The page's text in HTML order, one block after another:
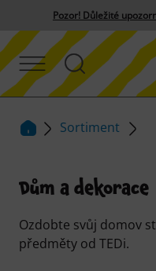
Pozor! Důležité
Sortiment
Dům a dekorace
Ozdobte svůj domov
předměty od TEDi.